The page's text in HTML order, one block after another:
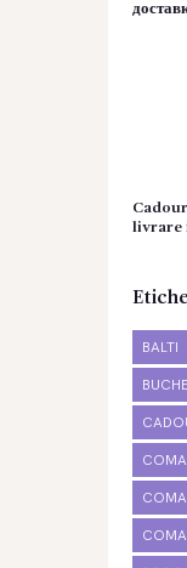
livrare
BALTI